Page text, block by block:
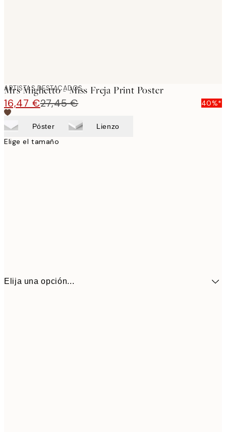
ARTISTAS DESTACADOS
Mrs Mighetto - Miss Freja Print Poster
16,47 €27,45 € 40%*
Póster Lienzo
Elige el tamaño
Elija una opción...